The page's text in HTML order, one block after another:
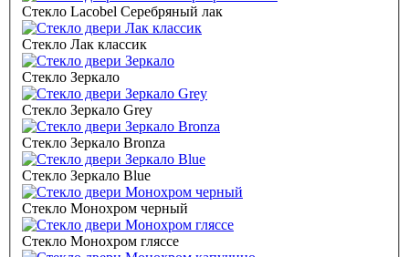
Стекло Lacobel Серебряный лак
Стекло Лак классик
Стекло Зеркало
Стекло Зеркало Grey
Стекло Зеркало Bronza
Стекло Зеркало Blue
Стекло Монохром черный
Стекло Монохром гляссе